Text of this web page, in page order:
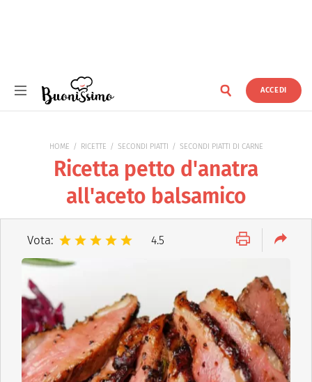
ACCEDI
HOME RICETTE SECONDI PIATTI SECONDI PIATTI DI CARNE
Ricetta petto d'anatra
all'aceto balsamico
Vota: 4.5